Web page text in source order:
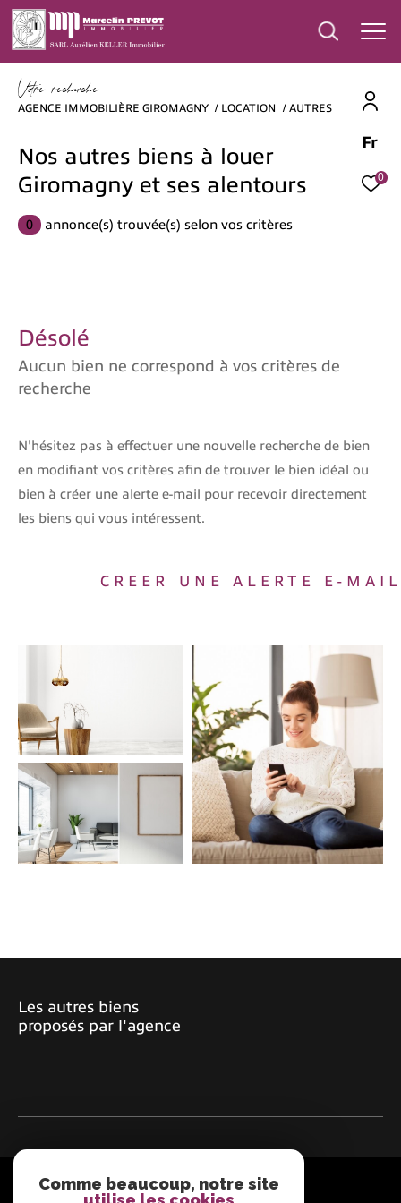
Fr
0
Vore recece
AGENCE IMMOBILIÈRE GIROMAGNY LOCATION AUTRES
Nos autres biens à louer
Giromagny et ses alentours
0 annonce(s) trouvée(s) selon vos critères
Désolé
Aucun bien ne correspond à vos critères de
recherche
N'hésitez pas à effectuer une nouvelle recherche de bien
en modifiant vos critères afin de trouver le bien idéal ou
bien à créer une alerte e-mail pour recevoir directement
les biens qui vous intéressent.
CREER UNE ALERTE E-
Les autres biens
proposés par l'agence
ADHÉRENTS
Comme beaucoup, notre site
Effectuer une recherche
et trouver le bien qui correspond à vos
critères
bien
Type de bien
Ville
Budget
Surface
Surface
AFFINER LES CRITÈRES
TERRASSE PARKING PISCINE
FILTRER PAR
COUPS DE COEUR
EXCLUSIVITÉS NOUVEAUTÉS